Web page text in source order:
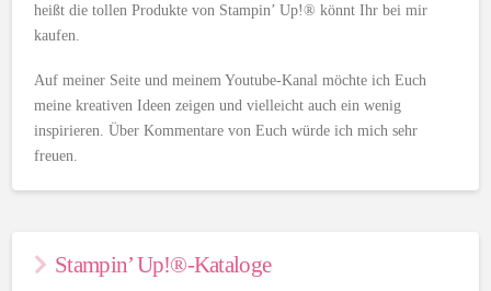
heißt die tollen Produkte von Stampin’ Up!® könnt Ihr bei mir
kaufen.
Auf meiner Seite und meinem Youtube-Kanal möchte ich Euch
meine kreativen Ideen zeigen und vielleicht auch ein wenig
inspirieren. Über Kommentare von Euch würde ich mich sehr
freuen.
Stampin’ Up!®-Kataloge